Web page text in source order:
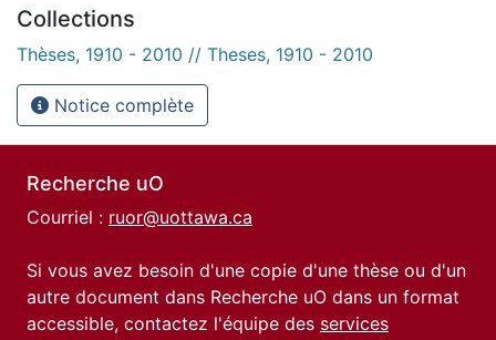
Collections
Thèses, 1910 - 2010 // Theses, 1910 - 2010
Notice complète
Recherche uO
Courriel : ruor@uottawa.ca
Si vous avez besoin d'une copie d'une thèse ou d'un
autre document dans Recherche uO dans un format
accessible, contactez l'équipe des services